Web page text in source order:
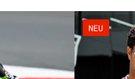
NEU